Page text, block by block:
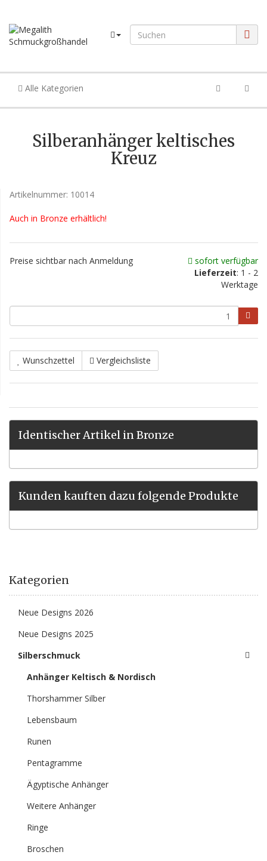
Alle Kategorien
Silberanhänger keltisches
Kreuz
Artikelnummer: 10014
Auch in Bronze erhältlich!
Preise sichtbar nach Anmeldung
sofort verfügbar
Lieferzeit: 1 - 2
Werktage
Wunschzettel Vergleichsliste
Identischer Artikel in Bronze
Kunden kauften dazu folgende Produkte
Kategorien
Neue Designs 2026
Neue Designs 2025
Silberschmuck
Anhänger Keltisch & Nordisch
Thorshammer Silber
Lebensbaum
Runen
Pentagramme
Ägyptische Anhänger
Weitere Anhänger
Ringe
Broschen